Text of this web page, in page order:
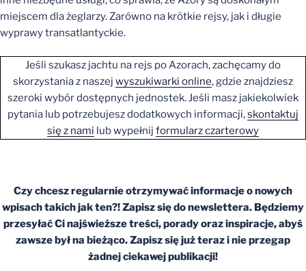
miejscem dla żeglarzy. Zarówno na krótkie rejsy, jak i długie
wyprawy transatlantyckie.
Jeśli szukasz jachtu na rejs po Azorach, zachęcamy do
skorzystania z naszej wyszukiwarki online, gdzie znajdziesz
szeroki wybór dostępnych jednostek. Jeśli masz jakiekolwiek
pytania lub potrzebujesz dodatkowych informacji,skontaktuj
się z nami lub wypełnij formularz czarterowy
Czy chcesz regularnie otrzymywać informacje o nowych
wpisach takich jak ten?! Zapisz się do newslettera. Będziemy
przesyłać Ci najświeższe treści, porady oraz inspiracje, abyś
zawsze był na bieżąco. Zapisz się już teraz i nie przegap
żadnej ciekawej publikacji!